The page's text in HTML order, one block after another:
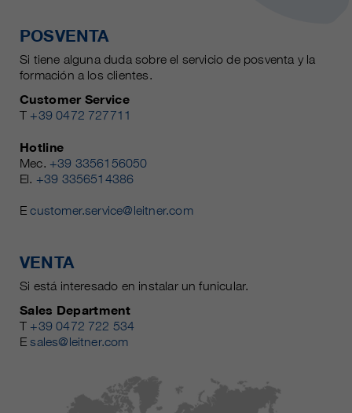
POSVENTA
Si tiene alguna duda sobre el servicio de posventa y la
formación a los clientes.
Customer Service
T +39 0472 727711
Hotline
Mec. +39 3356156050
El. +39 3356514386
Ecustomer.service@leitner.com
VENTA
Si está interesado en instalar un funicular.
Sales Department
T +39 0472 722 534
Esales@leitner.com